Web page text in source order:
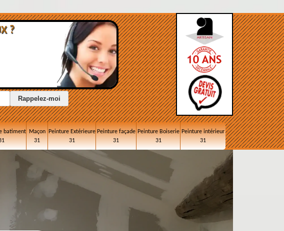
?
batiment Maçon
31
Peinture Extérieure
31
Peinture façade
31
Peinture Boiserie
31
Peinture intérieur
31